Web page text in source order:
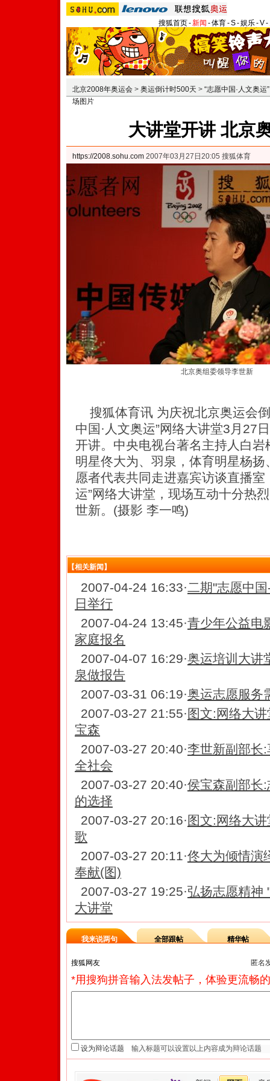
搜狐首页-新闻 -体育-S-娱乐-V-
北京2008年奥运会 > 奥运倒计时500天 > “志愿中国·人文奥运
场图片
大讲堂开讲 北京
https://2008.sohu.com 2007年03月27日20:05 搜狐体育
北京奥组委领导李世新
搜狐体育讯 为庆祝北京奥运会
中国·人文奥运”网络大讲堂3月27
开讲。中央电视台著名主持人白
明星佟大为、羽泉，体育明星杨
愿者代表共同走进嘉宾访谈直播室
运”网络大讲堂，现场互动十分热
世新。(摄影 李一鸣)
【相关新闻】
2007-04-24 16:33·二期"志愿中
日举行
2007-04-24 13:45·青少年公益电
家庭报名
2007-04-07 16:29·奥运培训大讲
泉做报告
2007-03-31 06:19·奥运志愿服务
2007-03-27 21:55· 图文:网络大
宝森
2007-03-27 20:40·李世新副部长
全社会
2007-03-27 20:40·侯宝森副部长
的选择
2007-03-27 20:16· 图文:网络大
歌
2007-03-27 20:11·佟大为倾情演
奉献(图)
2007-03-27 19:25·弘扬志愿精神
大讲堂
我来说两句 全部跟帖 精华帖
匿名
*用搜狗拼音输入法发帖子，体验更流畅
设为辩论话题